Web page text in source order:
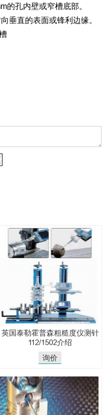
的孔内壁或窄槽底部。
垂直的表面或锋利边缘。
英国泰勒霍普森粗糙度仪测针
112/1502介绍
询价